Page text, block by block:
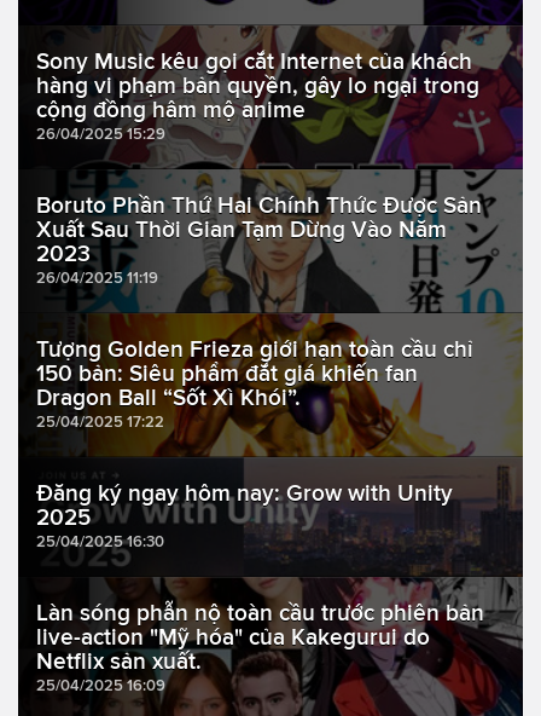
Sony Music kêu gọi cắt Internet của khách
hàng vi phạm bản quyền, gây lo ngại trong
cộng đồng hâm mộ anime
26/04/2025 15:29
Boruto Phần Thứ Hai Chính Thức Được Sản
Xuất Sau Thời Gian Tạm Dừng Vào Năm
2023
26/04/2025 11:19
Tượng Golden Frieza giới hạn toàn cầu chỉ
150 bản: Siêu phẩm đắt giá khiến fan
Dragon Ball “Sốt Xì Khói”.
25/04/2025 17:22
Đăng ký ngay hôm nay: Grow with Unity
2025
25/04/2025 16:30
Làn sóng phẫn nộ toàn cầu trước phiên bản
live-action "Mỹ hóa" của Kakegurui do
Netflix sản xuất.
25/04/2025 16:09